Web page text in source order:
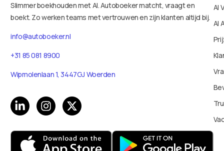
Slimmer boekhouden met AI. Autoboeker matcht, vraagt en
boekt. Zo werken teams met vertrouwen en zijn klanten altijd bij.
info@autoboeker.nl
+31 85 081 8900
Wipmolenlaan 1, 3447GJ Woerden
AI
AI